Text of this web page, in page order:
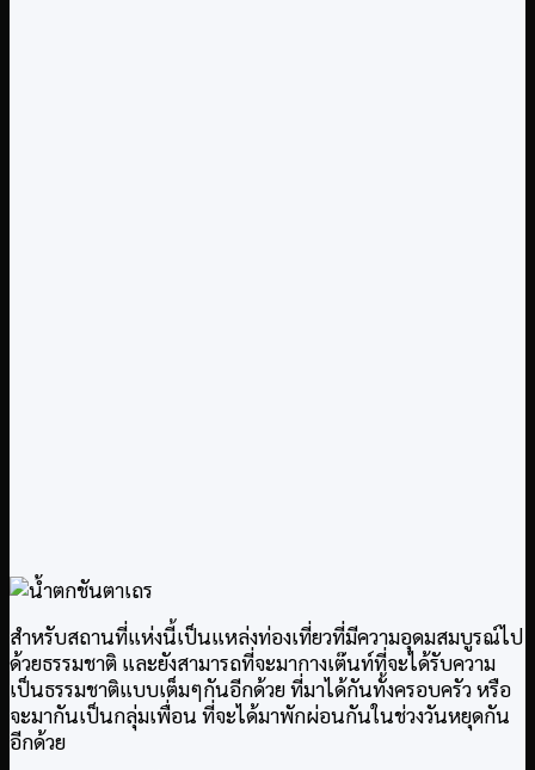
สำหรับสถานที่แห่งนี้เป็นแหล่งท่องเที่ยวที่มีความอุดมสมบูรณ์ไป
ด้วยธรรมชาติ และยังสามารถที่จะมากางเต๊นท์ที่จะได้รับความ
เป็นธรรมชาติแบบเต็มๆกันอีกด้วย ที่มาได้กันทั้งครอบครัว หรือ
จะมากันเป็นกลุ่มเพื่อน ที่จะได้มาพักผ่อนกันในช่วงวันหยุดกัน
อีกด้วย